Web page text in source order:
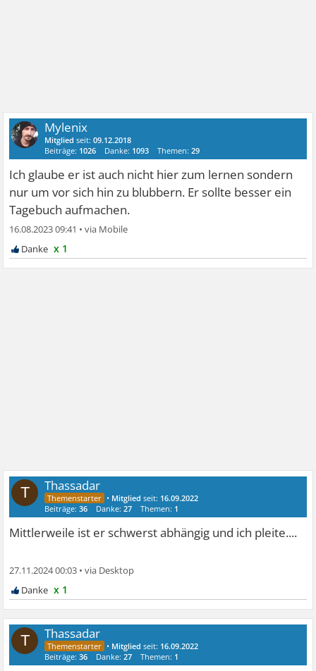
Mylenix
Mitglied seit:09.12.2018
Beiträge: 1026 Danke: 1093 Themen:29
Ich glaube er ist auch nicht hier zum lernen sondern
nur um vor sich hin zu blubbern. Er sollte besser ein
Tagebuch aufmachen.
16.08.2023 09:41 •
x 1
T Thassadar
• Mitglied seit: 16.09.2022
Beiträge:36 Danke:27 Themen: 1
Mittlerweile ist er schwerst abhängig und ich pleite....
27.11.2024 00:03 •
x 1
T Thassadar
• Mitglied seit: 16.09.2022
Beiträge:36 Danke:27 Themen: 1